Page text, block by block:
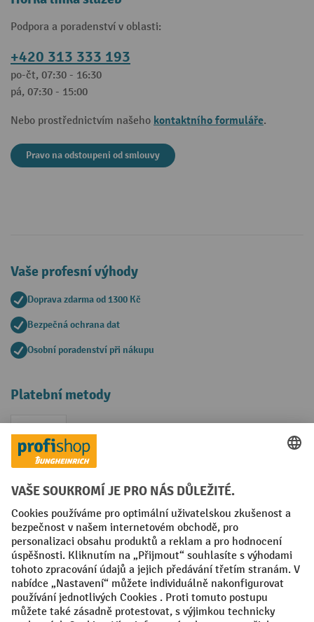
Podpora a poradenství v oblasti:
+420 313 333 193
po-čt, 07:30 - 16:30
pá, 07:30 - 15:00
Nebo prostřednictvím našeho kontaktního formuláře.
Pravo na odstoupeni od smlouvy
Vaše profesní výhody
Doprava zdarma od 1300 Kč
Bezpečná ochrana dat
Osobní poradenství při nákupu
Platební metody
Faktura
Sociální sítě
Facebook
YouTubeLinkedIn
VODP Otisk
Prohlášení o ochraně osobních údajů